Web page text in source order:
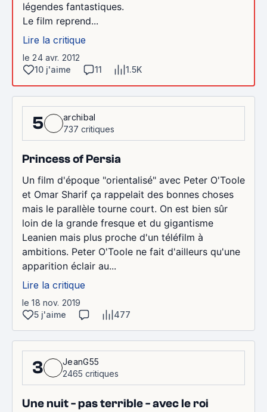
légendes fantastiques.
Le film reprend...
Lire la critique
le 24 avr. 2012
10 j'aime
11 1.5K
5
archibal
737 critiques
Princess of Persia
Un film d'époque "orientalisé" avec Peter O'Toole
et Omar Sharif ça rappelait des bonnes choses
mais le parallèle tourne court. On est bien sûr
loin de la grande fresque et du gigantisme
Leanien mais plus proche d'un téléfilm à
ambitions. Peter O'Toole ne fait d'ailleurs qu'une
apparition éclair au...
Lire la critique
le 18 nov. 2019
5 j'aime
477
3
JeanG55
2465 critiques
Une nuit - pas terrible - avec le roi